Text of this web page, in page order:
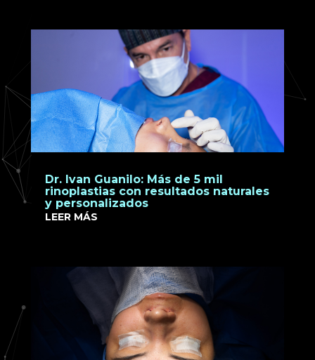
Dr. Ivan Guanilo: Más de 5 mil
rinoplastias con resultados naturales
y personalizados
LEER MÁS